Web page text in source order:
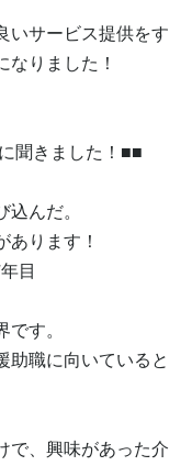
いサービス提供をす
りました！
聞きました！■■
んだ。
ります！
目
す。
助職に向いていると
で、興味があった介